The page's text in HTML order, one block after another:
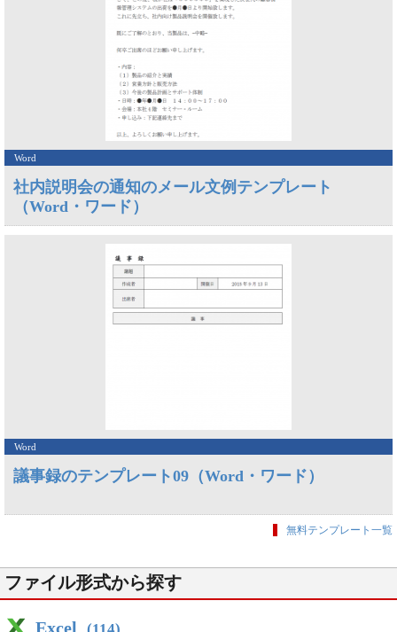
Word
社内説明会の通知のメール文例テンプレート
（Word・ワード）
Word
議事録のテンプレート09（Word・ワード）
無料テンプレート一覧
ファイル形式から探す
Excel